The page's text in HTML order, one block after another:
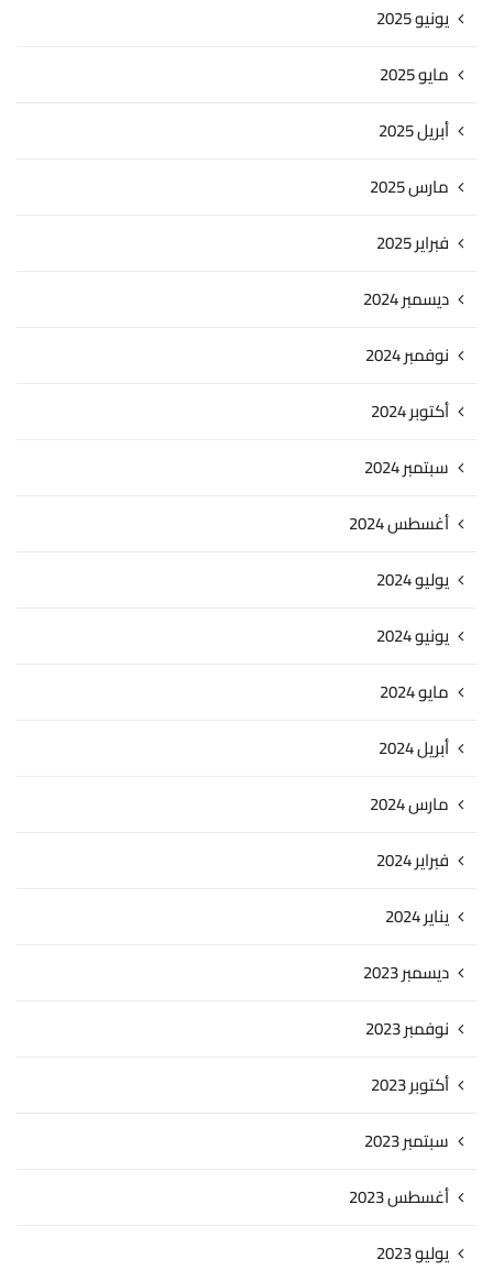
يونيو 2025
مايو 2025
أبريل 2025
مارس 2025
فبراير 2025
ديسمبر 2024
نوفمبر 2024
أكتوبر 2024
سبتمبر 2024
أغسطس 2024
يوليو 2024
يونيو 2024
مايو 2024
أبريل 2024
مارس 2024
فبراير 2024
يناير 2024
ديسمبر 2023
نوفمبر 2023
أكتوبر 2023
سبتمبر 2023
أغسطس 2023
يوليو 2023